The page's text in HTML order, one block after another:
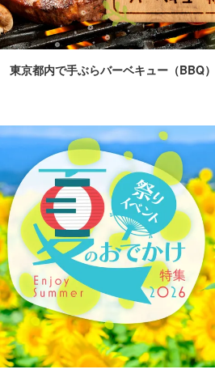
東京都内で手ぶらバーベキュー（BBQ